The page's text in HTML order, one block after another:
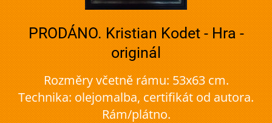
PRODÁNO. Kristian Kodet - Hra -
originál
Rozměry včetně rámu: 53x63 cm.
Technika: olejomalba, certifikát od autora.
Rám/plátno.